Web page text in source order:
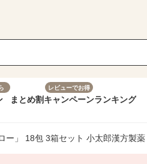
まとめ割
レビューでお得
キャンペーンランキング
ー」 18包 3箱セット 小太郎漢方製薬